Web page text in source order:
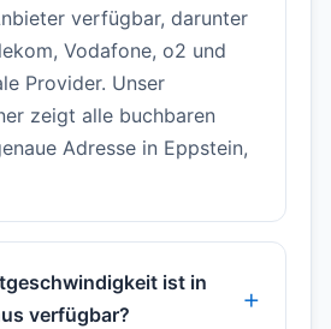
verfügbar, darunter
Vodafone, o2 und
Provider. Unser
zeigt alle buchbaren
Adresse in Eppstein,
ist in
verfügbar?